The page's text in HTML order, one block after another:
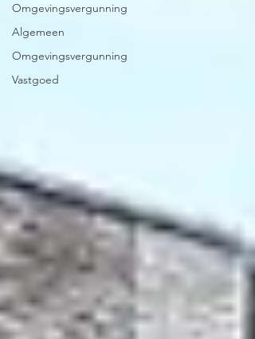
Omgevingsvergunning
Algemeen
Omgevingsvergunning
Vastgoed